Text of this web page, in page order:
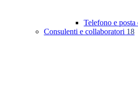
Telefono e posta
Consulenti e collaboratori 18